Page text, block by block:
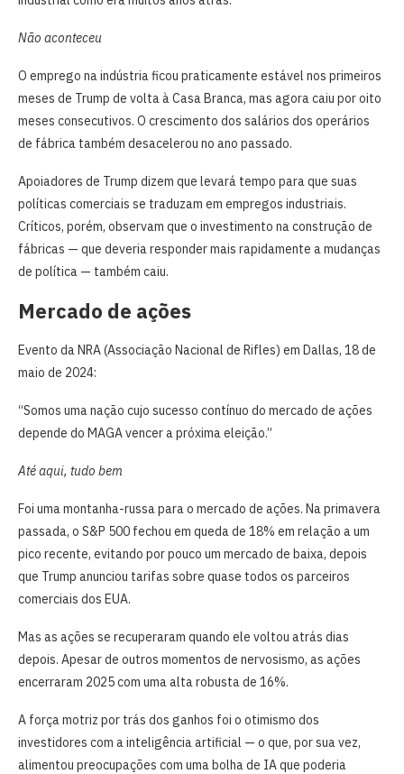
Não aconteceu
O emprego na indústria ficou praticamente estável nos primeiros
meses de Trump de volta à Casa Branca, mas agora caiu por oito
meses consecutivos. O crescimento dos salários dos operários
de fábrica também desacelerou no ano passado.
Apoiadores de Trump dizem que levará tempo para que suas
políticas comerciais se traduzam em empregos industriais.
Críticos, porém, observam que o investimento na construção de
fábricas — que deveria responder mais rapidamente a mudanças
de política — também caiu.
Mercado de ações
Evento da NRA (Associação Nacional de Rifles) em Dallas, 18 de
maio de 2024:
“Somos uma nação cujo sucesso contínuo do mercado de ações
depende do MAGA vencer a próxima eleição.”
Até aqui, tudo bem
Foi uma montanha-russa para o mercado de ações. Na primavera
passada, o S&P 500 fechou em queda de 18% em relação a um
pico recente, evitando por pouco um mercado de baixa, depois
que Trump anunciou tarifas sobre quase todos os parceiros
comerciais dos EUA.
Mas as ações se recuperaram quando ele voltou atrás dias
depois. Apesar de outros momentos de nervosismo, as ações
encerraram 2025 com uma alta robusta de 16%.
A força motriz por trás dos ganhos foi o otimismo dos
investidores com a inteligência artificial — o que, por sua vez,
alimentou preocupações com uma bolha de IA que poderia